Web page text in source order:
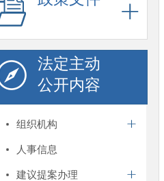
法定主动
公开内容
组织机构
人事信息
建议提案办理